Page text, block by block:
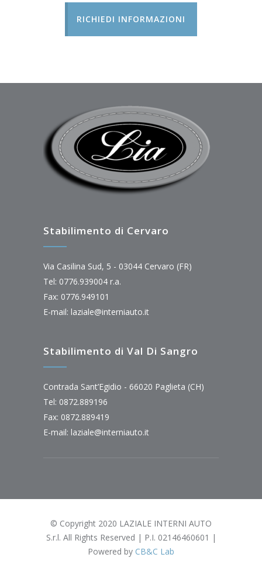
RICHIEDI INFORMAZIONI
Stabilimento di Cervaro
Via Casilina Sud, 5 - 03044 Cervaro (FR)
Tel: 0776.939004 r.a.
Fax: 0776.949101
E-mail: laziale@interniauto.it
Stabilimento di Val Di Sangro
Contrada Sant’Egidio - 66020 Paglieta (CH)
Tel: 0872.889196
Fax: 0872.889419
E-mail: laziale@interniauto.it
© Copyright 2020 LAZIALE INTERNI AUTO
S.r.l. All Rights Reserved | P.I. 02146460601 |
Powered by CB&C Lab